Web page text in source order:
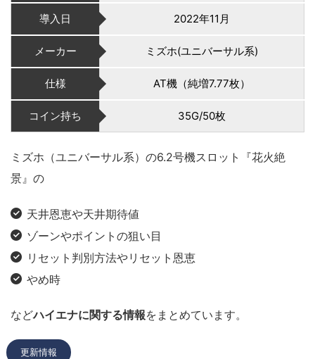
導入日 2022年11月
メーカー ミズホ(ユニバーサル系)
仕様 AT機（純増7.77枚）
コイン持ち 35G/50枚
ミズホ（ユニバーサル系）の6.2号機スロット『花火絶
景』の
天井恩恵や天井期待値
ゾーンやポイントの狙い目
リセット判別方法やリセット恩恵
やめ時
などハイエナに関する情報をまとめています。
更新情報